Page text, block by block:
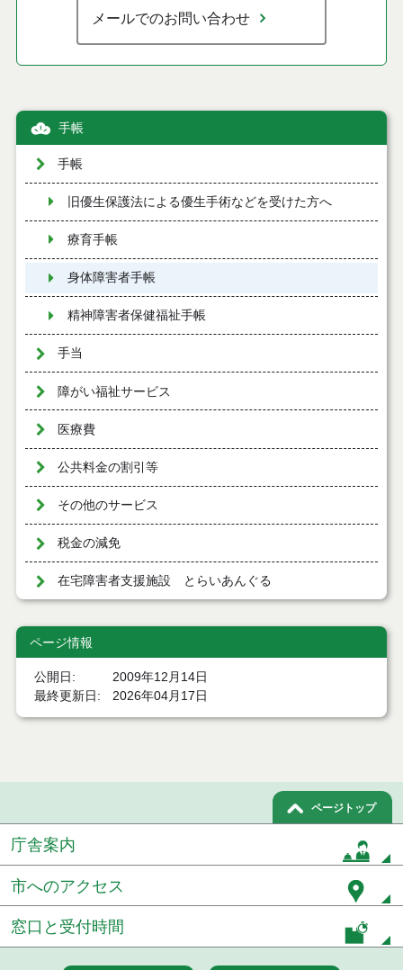
メールでのお問い合わせ
手帳
手帳
旧優生保護法による優生手術などを受けた方へ
療育手帳
身体障害者手帳
精神障害者保健福祉手帳
手当
障がい福祉サービス
医療費
公共料金の割引等
その他のサービス
税金の減免
在宅障害者支援施設 とらいあんぐる
ページ情報
公開日
2009年12月14日
最終更新日
2026年04月17日
ページトップ
庁舎案内
市へのアクセス
窓口と受付時間